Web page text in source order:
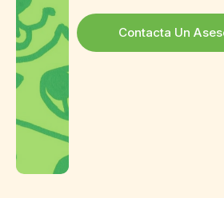
Contacta Un